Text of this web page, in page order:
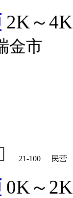
2K～4K
金市
21-100 民营
0K～2K